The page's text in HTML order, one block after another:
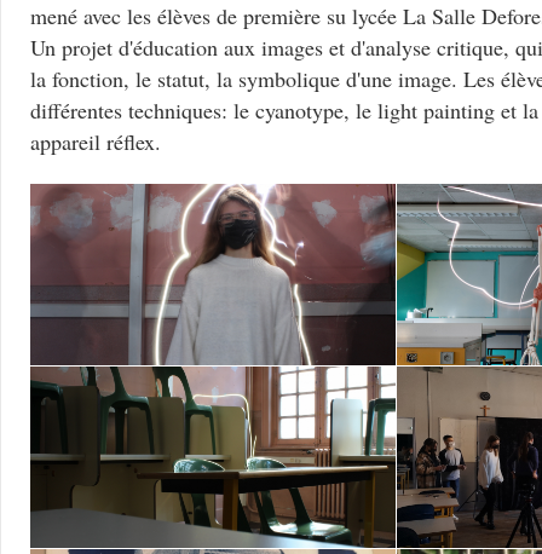
mené avec les élèves de première su lycée La Salle
Un projet d'éducation aux images et d'analyse critique,
la fonction, le statut, la symbolique d'une image. Les
différentes techniques: le cyanotype, le light painting et
appareil réflex.